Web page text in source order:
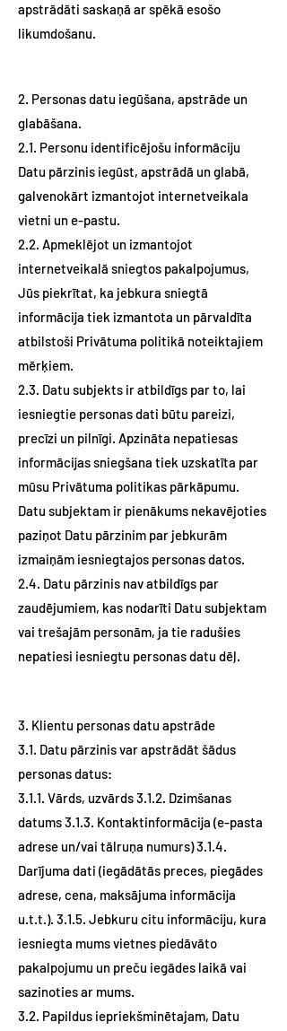
apstrādāti saskaņā ar spēkā esošo
likumdošanu.
2. Personas datu iegūšana, apstrāde un
glabāšana.
2.1. Personu identificējošu informāciju
Datu pārzinis iegūst, apstrādā un glabā,
galvenokārt izmantojot internetveikala
vietni un e-pastu.
2.2. Apmeklējot un izmantojot
internetveikalā sniegtos pakalpojumus,
Jūs piekrītat, ka jebkura sniegtā
informācija tiek izmantota un pārvaldīta
atbilstoši Privātuma politikā noteiktajiem
mērķiem.
2.3. Datu subjekts ir atbildīgs par to, lai
iesniegtie personas dati būtu pareizi,
precīzi un pilnīgi. Apzināta nepatiesas
informācijas sniegšana tiek uzskatīta par
mūsu Privātuma politikas pārkāpumu.
Datu subjektam ir pienākums nekavējoties
paziņot Datu pārzinim par jebkurām
izmaiņām iesniegtajos personas datos.
2.4. Datu pārzinis nav atbildīgs par
zaudējumiem, kas nodarīti Datu subjektam
vai trešajām personām, ja tie radušies
nepatiesi iesniegtu personas datu dēļ.
3. Klientu personas datu apstrāde
3.1. Datu pārzinis var apstrādāt šādus
personas datus:
3.1.1. Vārds, uzvārds 3.1.2. Dzimšanas
datums 3.1.3. Kontaktinformācija (e-pasta
adrese un/vai tālruņa numurs) 3.1.4.
Darījuma dati (iegādātās preces, piegādes
adrese, cena, maksājuma informācija
u.t.t.). 3.1.5. Jebkuru citu informāciju, kura
iesniegta mums vietnes piedāvāto
pakalpojumu un preču iegādes laikā vai
sazinoties ar mums.
3.2. Papildus iepriekšminētajam, Datu